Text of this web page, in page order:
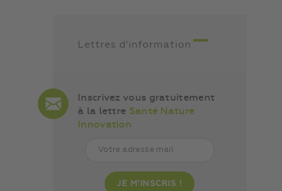
Lettres d'information
Inscrivez vous gratuitement
à la lettre Santé Nature
Innovation